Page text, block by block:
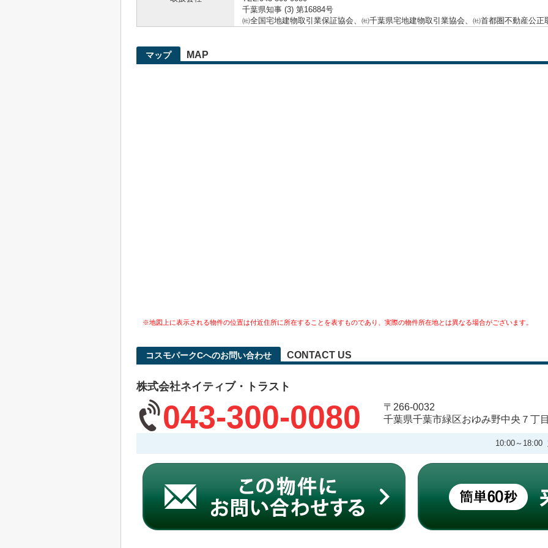
千葉県知事 (3) 第16884号
㈳全国宅地建物取引業保証協会、㈳千葉県宅地建物取引業協会、㈳首都圏不動産公正
マップ MAP
※地図上に表示される物件の位置は付近住所に所在することを表すものであり、実際の物件所在地とは異なる場合がございます。
コスモパークCへのお問い合わせ CONTACT US
株式会社ネイティブ・トラスト
043-300-0080
〒266-0032
千葉県千葉市緑区おゆみ野中央７丁
10:00～18:00